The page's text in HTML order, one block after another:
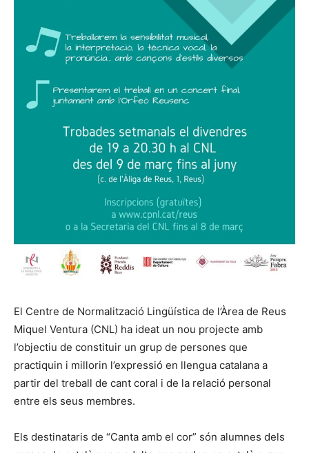
El Centre de Normalització Lingüística de l’Àrea de Reus
Miquel Ventura (CNL) ha ideat un nou projecte amb
l’objectiu de constituir un grup de persones que
practiquin i millorin l’expressió en llengua catalana a
partir del treball de cant coral i de la relació personal
entre els seus membres.
Els destinataris de “Canta amb el cor” són alumnes dels